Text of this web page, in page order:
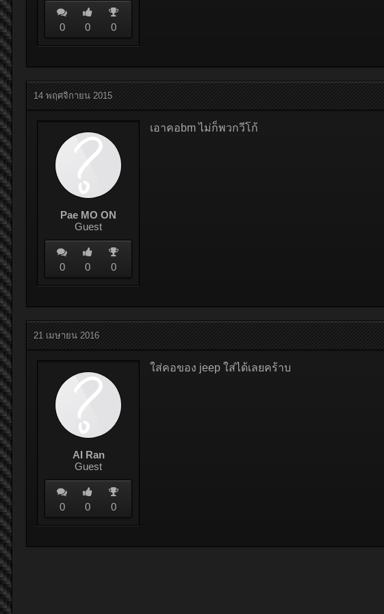
0 0 0
14 พฤศจิกายน 2015
Pae MO ON
Guest
0 0 0
เอาคอbm ไม่ก็พวกวีโก้
21 เมษายน 2016
AI Ran
Guest
0 0 0
ใส่คอของ jeep ใส่ได้เลยคร้าบ